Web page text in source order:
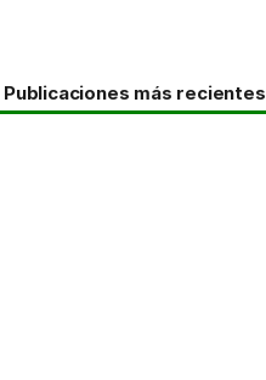
Publicaciones más recientes